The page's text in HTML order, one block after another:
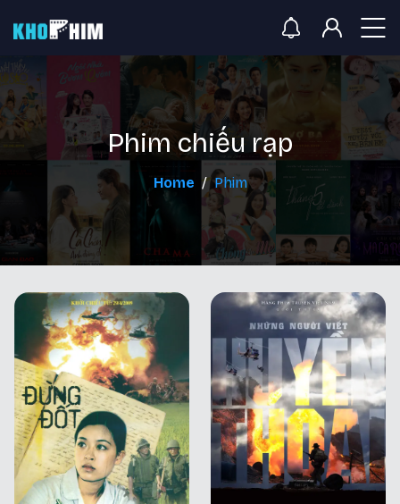
Phim chiếu rạp
Home Phim